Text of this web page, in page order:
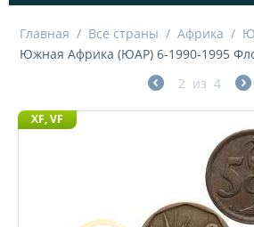
Главная / Все страны / Африка /
Южная Африка (ЮАР) 6-1990-1995
2 из 4
XF, VF